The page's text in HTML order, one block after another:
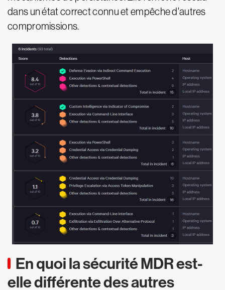
dans un état correct connu et empêche d'autres
compromissions.
En quoi la sécurité MDR est-
elle différente des autres